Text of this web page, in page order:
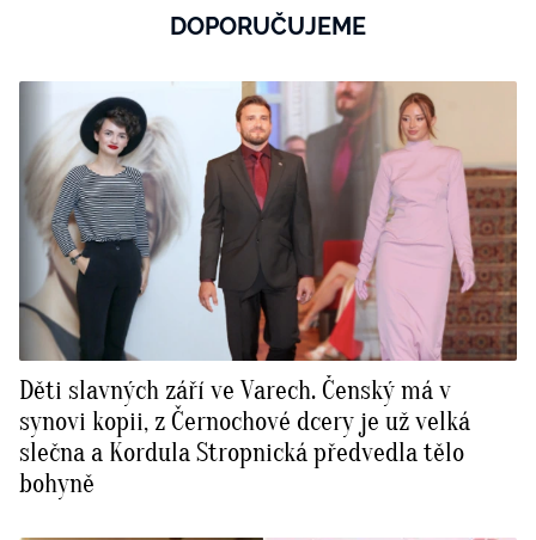
DOPORUČUJEME
Děti slavných září ve Varech. Čenský má v
synovi kopii, z Černochové dcery je už velká
slečna a Kordula Stropnická předvedla tělo
bohyně